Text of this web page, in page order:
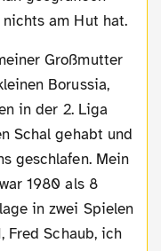
am Hut hat.
Borussia,
in der 2. Liga
Schal gehabt und
geschlafen. Mein
1980 als 8
in zwei Spielen
Fred Schaub, ich